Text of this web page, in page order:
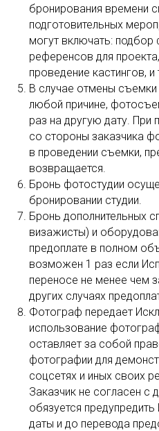
бронирования времени
подготовительных
могут включать: подбор
референсов для
проведение кастингов, и
В случае отмены
любой причине,
раз на другую дату. При
со стороны заказчика
в проведении съемки,
возвращается.
Бронь фотостудии
бронировании студии.
Бронь дополнительных
визажисты) и
предоплате в полном
возможен 1 раз если
переносе не менее чем
других случаях
Фотограф передает
использование
оставляет за собой
фотографии для
соцсетях и иных своих
Заказчик не согласен с
обязуется
даты и до перевода